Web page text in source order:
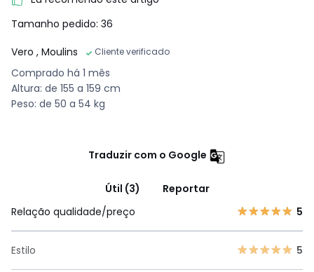
Tamanho pedido: 36
Vero , Moulins Cliente verificado
Comprado há 1 mês
Altura: de 155 a 159 cm
Peso: de 50 a 54 kg
Traduzir com o Google
Útil (3)
Reportar
Relação qualidade/preço
5
Estilo 5